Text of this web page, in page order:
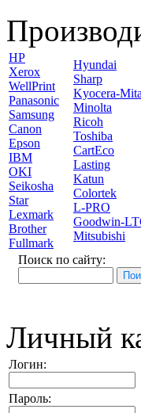
HP
Xerox
WellPrint
Panasonic
Samsung
Canon
Epson
IBM
OKI
Seikosha
Star
Lexmark
Brother
Fullmark
Hyundai
Sharp
Kyocera-Mita
Minolta
Ricoh
Toshiba
CartEco
Lasting
Katun
Colortek
L-PRO
Goodwin-
Mitsubishi
Поиск по сайту:
Личный
Логин:
Пароль: